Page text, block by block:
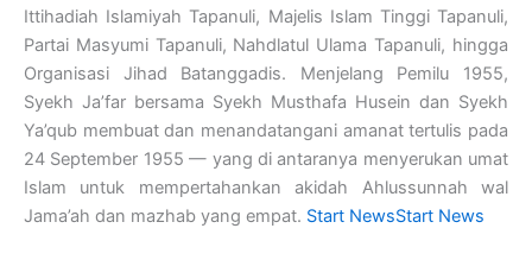
Ittihadiah Islamiyah Tapanuli, Majelis Islam Tinggi Tapanuli,
Partai Masyumi Tapanuli, Nahdlatul Ulama Tapanuli, hingga
Organisasi Jihad Batanggadis. Menjelang Pemilu 1955,
Syekh Ja’far bersama Syekh Musthafa Husein dan Syekh
Ya’qub membuat dan menandatangani amanat tertulis pada
24 September 1955 — yang di antaranya menyerukan umat
Islam untuk mempertahankan akidah Ahlussunnah wal
Jama’ah dan mazhab yang empat. Start NewsStart News